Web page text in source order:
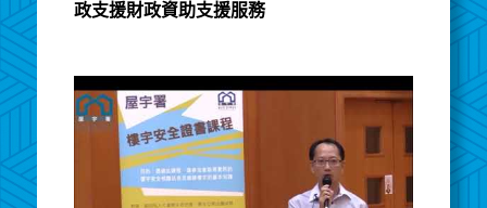
政支援財政資助支援服務